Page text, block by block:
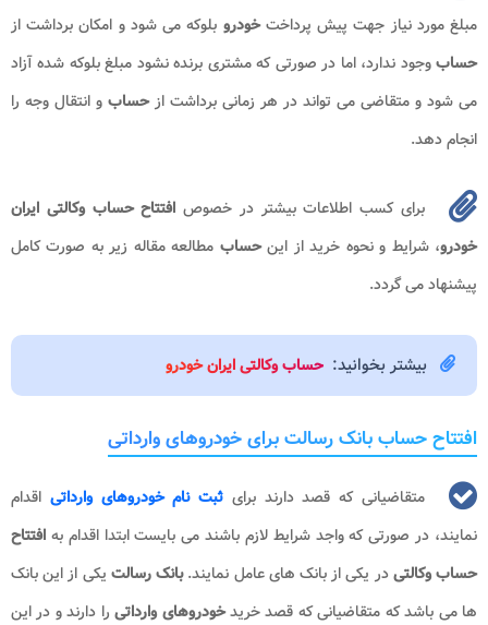
مبلغ مورد نیاز جهت پیش پرداختخودرو بلوکه می شود و امکان برداشت از
حسابوجود ندارد، اما در صورتی که مشتری برنده نشود مبلغ بلوکه شده آزاد
می شود و متقاضی می تواند در هر زمانی برداشت ازحساب و انتقال وجه را
انجام دهد.
برای کسب اطلاعات بیشتر در خصوص افتتاح حساب وکالتی ایران
خودرو، شرایط و نحوه خرید از اینحساب مطالعه مقاله زیر به صورت کامل
پیشنهاد می گردد.
بیشتر بخوانید: حساب وکالتی ایران خودرو
افتتاح حساب بانک رسالت برای خودروهای وارداتی
متقاضیانی که قصد دارند برای ثبت نام خودروهای وارداتی اقدام
نمایند، در صورتی که واجد شرایط لازم باشند می بایست ابتدا اقدام به افتتاح
حساب وکالتیدر یکی از بانک های عامل نمایند.بانک رسالت یکی از این بانک
ها می باشد که متقاضیانی که قصد خریدخودروهای وارداتیرا دارند و در این